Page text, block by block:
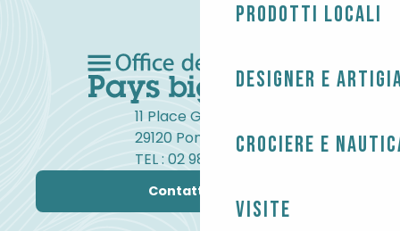
Prodotti locali
Designer e
Crociere e
Visite
11 Place Gambetta
29120 Pont-l'Abbé
TEL : 02 98 82 37 99
Contattateci